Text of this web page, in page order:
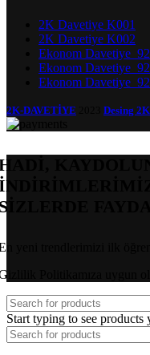
2K Davetiye K001
2K Davetiye K002
Ekonom
Ekonom
Ekonom
2K-DAVETİYE Desing
yeni trendlerimizi ilk
Politikamıza uygun
Start typing to see